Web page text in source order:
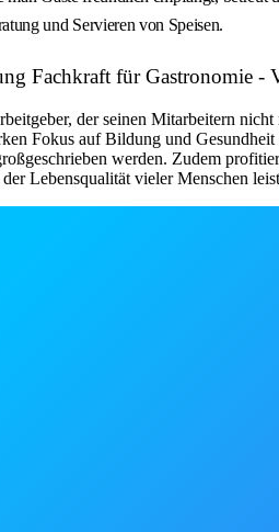
und Servieren von Speisen.
Fachkraft für Gastronomie -
der seinen Mitarbeitern
Fokus auf Bildung und
werden. Zudem
Lebensqualität vieler Menschen